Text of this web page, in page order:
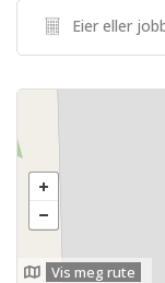
Eier eller
Vis meg rute